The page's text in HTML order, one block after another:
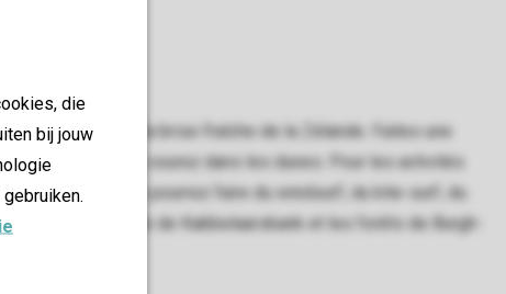
die
bij jouw
et vous sentez la brise fraîche de la Zélande. Faites une
kilomètres, ou courez dans les dunes. Pour les activités
où vous pourrez faire du windsurf, du kite-surf, du
réserve naturelle de Kabbelaarsbank et les forêts de Burgh-